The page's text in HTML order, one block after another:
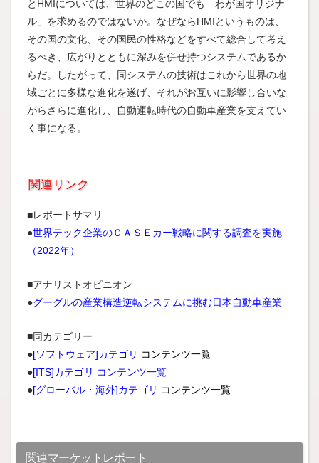
とHMIについては、世界のどこの国でも「わが国オリジナ
ル」を求めるのではないか。なぜならHMIというものは、
その国の文化、その国民の性格などをすべて総合して考え
るべき、広がりとともに深みを併せ持つシステムであるか
らだ。したがって、同システムの技術はこれから世界の地
域ごとに多様な進化を遂げ、それがお互いに影響し合いな
がらさらに進化し、自動運転時代の自動車産業を支えてい
く事になる。
関連リンク
■レポートサマリ
●世界テック企業のＣＡＳＥカー戦略に関する調査を実施
（2022年）
■アナリストオピニオン
●グーグルの産業構造逆転システムに挑む日本自動車産業
■同カテゴリー
●[ソフトウェア]カテゴリ コンテンツ一覧
●[ITS]カテゴリ コンテンツ一覧
●[グローバル・海外]カテゴリ コンテンツ一覧
関連マーケットレポート